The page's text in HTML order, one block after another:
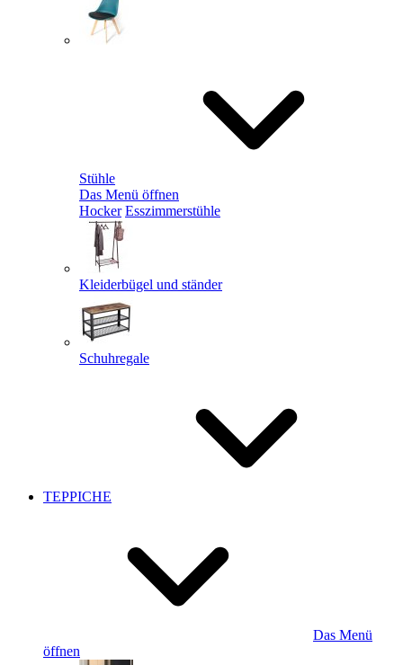
Stühle
Das Menü öffnen
Hocker Esszimmerstühle
Kleiderbügel und ständer
Schuhregale
TEPPICHE
Das Menü
öffnen